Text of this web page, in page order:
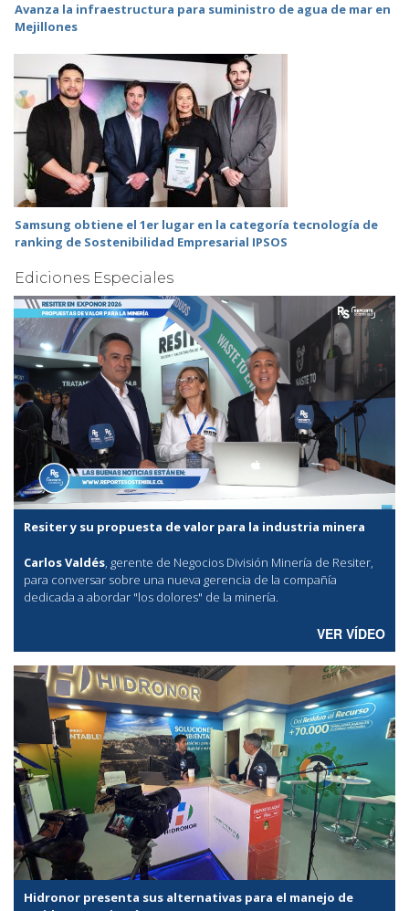
Avanza la infraestructura para suministro de agua de mar en
Mejillones
Samsung obtiene el 1er lugar en la categoría tecnología de
ranking de Sostenibilidad Empresarial IPSOS
Ediciones Especiales
Resiter y su propuesta de valor para la industria minera
Carlos Valdés, gerente de Negocios División Minería de Resiter,
para conversar sobre una nueva gerencia de la compañía
dedicada a abordar "los dolores" de la minería.
VER VÍDEO
Hidronor presenta sus alternativas para el manejo de